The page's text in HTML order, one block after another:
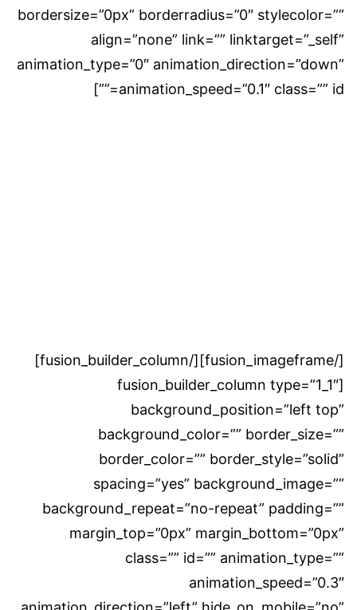
bordersize=”0px” borderradius=”0″ stylecolor=””
align=”none” link=”” linktarget=”_self”
animation_type=”0″ animation_direction=”down”
animation_speed=”0.1″ class=”” id=””]
[/fusion_imageframe][/fusion_builder_column]
[fusion_builder_column type=”1_1″
background_position=”left top”
background_color=”” border_size=””
border_color=”” border_style=”solid”
spacing=”yes” background_image=””
background_repeat=”no-repeat” padding=””
margin_top=”0px” margin_bottom=”0px”
class=”” id=”” animation_type=””
animation_speed=”0.3″